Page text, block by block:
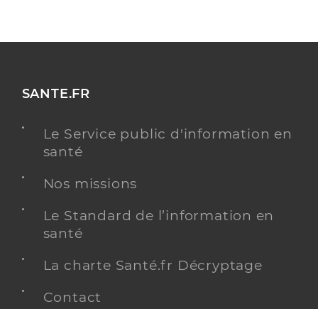
SANTE.FR
Le Service public d'information en
santé
Nos missions
Le Standard de l’information en
santé
La charte Santé.fr Décryptage
Contact